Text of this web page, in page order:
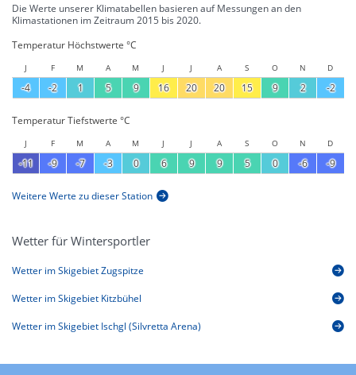
Die Werte unserer Klimatabellen basieren auf Messungen an den
Klimastationen im Zeitraum 2015 bis 2020.
Temperatur Höchstwerte °C
J F M A M J J A S O N D
-4 -2 1 5 9 16 20 20 15 9 2 -2
Temperatur Tiefstwerte °C
J F M A M J J A S O N D
-11 -9 -7 -3 0 6 9 9 5 0 -6 -9
Weitere Werte zu dieser Station
Wetter für Wintersportler
Wetter im Skigebiet Zugspitze
Wetter im Skigebiet Kitzbühel
Wetter im Skigebiet Ischgl (Silvretta Arena)